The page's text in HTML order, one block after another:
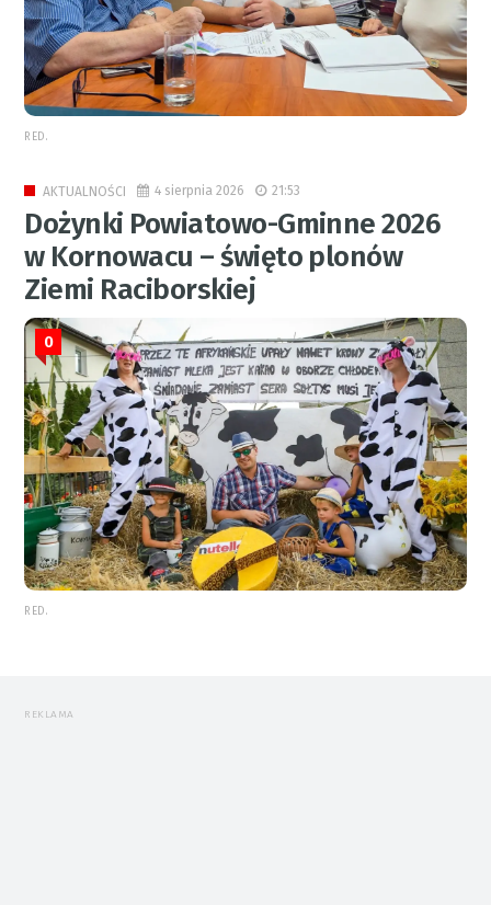
RED.
AKTUALNOŚCI 4 sierpnia 2026 21:53
Dożynki Powiatowo-Gminne 2026
w Kornowacu – święto plonów
Ziemi Raciborskiej
0
RED.
REKLAMA